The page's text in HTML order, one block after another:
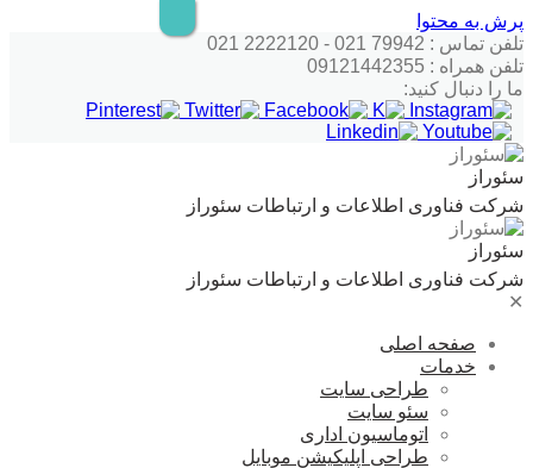
پرش به محتوا
تلفن تماس : 79942 021 - 2222120 021
تلفن همراه : 09121442355
ما را دنبال کنید:
سئوراز
شرکت فناوری اطلاعات و ارتباطات سئوراز
سئوراز
شرکت فناوری اطلاعات و ارتباطات سئوراز
✕
صفحه اصلی
خدمات
طراحی سایت
سئو سایت
اتوماسیون اداری
طراحی اپلیکیشن موبایل